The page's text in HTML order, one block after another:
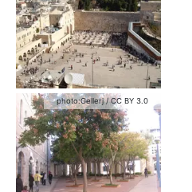
photo:Gellerj /CC BY 3.0